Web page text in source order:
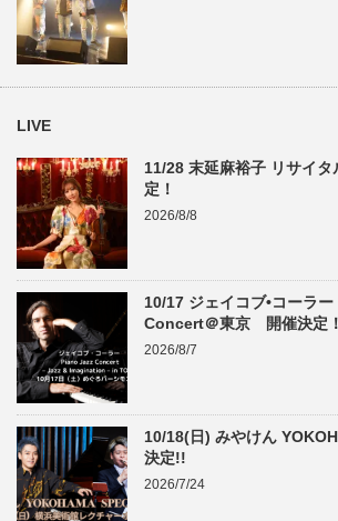
LIVE
11/28 末延麻裕子 リサイ
定！
2026/8/8
10/17 ジェイコブ•コーラ
Concert＠東京 開催決定！
2026/8/7
10/18(日) みやけん
決定!!
2026/7/24